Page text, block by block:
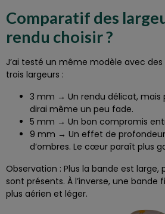
Comparatif des
rendu choisir ?
J’ai testé un même modèle avec des
trois largeurs :
3 mm → Un rendu délicat, mais
dirai même un peu fade.
5 mm → Un bon compromis
9 mm → Un effet de
d’ombres. Le cœur paraît plus
Observation : Plus la bande est large,
sont présents. À l’inverse, une
plus aérien et léger.